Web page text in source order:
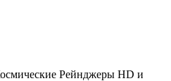
Рейнджеры HD и